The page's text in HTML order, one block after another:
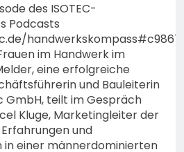
des ISOTEC-
Podcasts
im Handwerk im
eine erfolgreiche
und Bauleiterin
GmbH, teilt im Gespräch
Kluge, Marketingleiter der
Erfahrungen und
in einer männerdominierten